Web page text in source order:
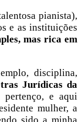
pianista),
e as instituições
mas rica em
disciplina,
Jurídicas da
e aqui
mulher, a